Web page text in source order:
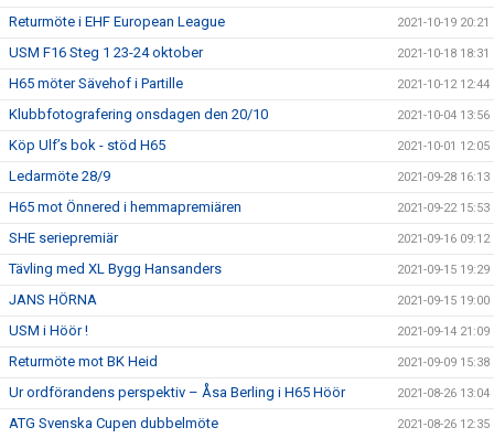
Returmöte i EHF European League 2021-10-19 20:21
USM F16 Steg 1 23-24 oktober 2021-10-18 18:31
H65 möter Sävehof i Partille 2021-10-12 12:44
Klubbfotografering onsdagen den 20/10 2021-10-04 13:56
Köp Ulf’s bok - stöd H65 2021-10-01 12:05
Ledarmöte 28/9 2021-09-28 16:13
H65 mot Önnered i hemmapremiären 2021-09-22 15:53
SHE seriepremiär 2021-09-16 09:12
Tävling med XL Bygg Hansanders 2021-09-15 19:29
JANS HÖRNA 2021-09-15 19:00
USM i Höör ! 2021-09-14 21:09
Returmöte mot BK Heid 2021-09-09 15:38
Ur ordförandens perspektiv – Åsa Berling i H65 Höör 2021-08-26 13:04
ATG Svenska Cupen dubbelmöte 2021-08-26 12:35